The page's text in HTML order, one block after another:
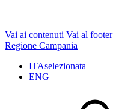
Vai ai contenuti Vai al footer
Regione Campania
ITAselezionata
ENG